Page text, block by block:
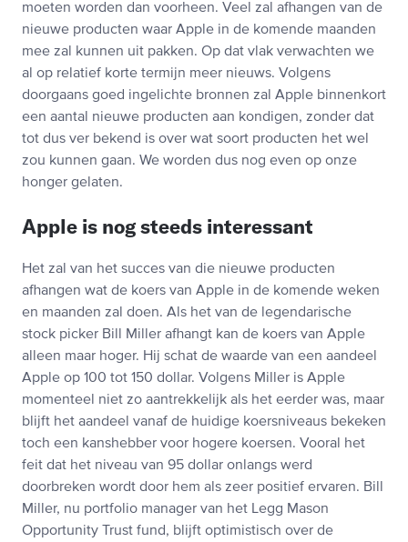
moeten worden dan voorheen. Veel zal afhangen van de
nieuwe producten waar Apple in de komende maanden
mee zal kunnen uit pakken. Op dat vlak verwachten we
al op relatief korte termijn meer nieuws. Volgens
doorgaans goed ingelichte bronnen zal Apple binnenkort
een aantal nieuwe producten aan kondigen, zonder dat
tot dus ver bekend is over wat soort producten het wel
zou kunnen gaan. We worden dus nog even op onze
honger gelaten.
Apple is nog steeds interessant
Het zal van het succes van die nieuwe producten
afhangen wat de koers van Apple in de komende weken
en maanden zal doen. Als het van de legendarische
stock picker Bill Miller afhangt kan de koers van Apple
alleen maar hoger. Hij schat de waarde van een aandeel
Apple op 100 tot 150 dollar. Volgens Miller is Apple
momenteel niet zo aantrekkelijk als het eerder was, maar
blijft het aandeel vanaf de huidige koersniveaus bekeken
toch een kanshebber voor hogere koersen. Vooral het
feit dat het niveau van 95 dollar onlangs werd
doorbreken wordt door hem als zeer positief ervaren. Bill
Miller, nu portfolio manager van het Legg Mason
Opportunity Trust fund, blijft optimistisch over de